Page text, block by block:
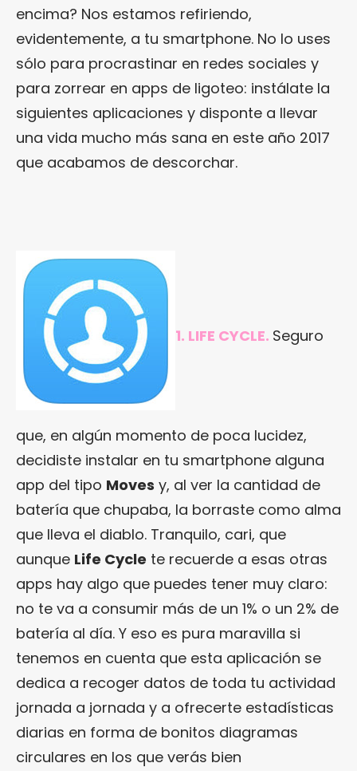
encima? Nos estamos refiriendo,
evidentemente, a tu smartphone. No lo uses
sólo para procrastinar en redes sociales y
para zorrear en apps de ligoteo: instálate la
siguientes aplicaciones y disponte a llevar
una vida mucho más sana en este año 2017
que acabamos de descorchar.
1. LIFE CYCLE. Seguro
que, en algún momento de poca lucidez,
decidiste instalar en tu smartphone alguna
app del tipo Moves y, al ver la cantidad de
batería que chupaba, la borraste como alma
que lleva el diablo. Tranquilo, cari, que
aunque Life Cycle te recuerde a esas otras
apps hay algo que puedes tener muy claro:
no te va a consumir más de un 1% o un 2% de
batería al día. Y eso es pura maravilla si
tenemos en cuenta que esta aplicación se
dedica a recoger datos de toda tu actividad
jornada a jornada y a ofrecerte estadísticas
diarias en forma de bonitos diagramas
circulares en los que verás bien